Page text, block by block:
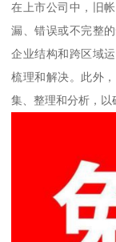
在上市公司中，旧
漏、错误或不完整
企业结构和跨区域
梳理和解决。此外
集、整理和分析，以